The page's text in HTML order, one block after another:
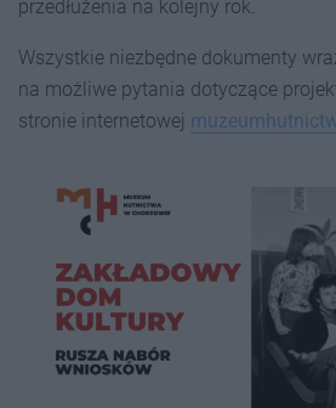
przedłużenia na kolejny rok.
Wszystkie niezbędne dokumenty
na możliwe pytania dotyczące
stronie internetowej